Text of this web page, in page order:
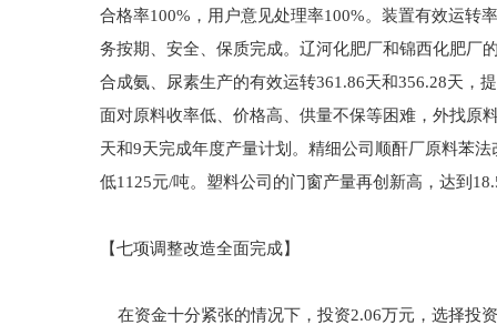
合格率100%，用户意见处理率100%。装置有效运转
务按期、安全、保质完成。辽河化肥厂和锦西化肥厂
合成氨、尿素生产的有效运转361.86天和356.28天，
面对原料收率低、价格高、供量不保等困难，外找原
天和9天完成年度产量计划。精细公司顺酐厂原料苯
低1125元/吨。塑料公司的门窗产量再创新高，达到
【七项调整改造全面完成】
在资金十分紧张的情况下，投资2.06万元，选择投